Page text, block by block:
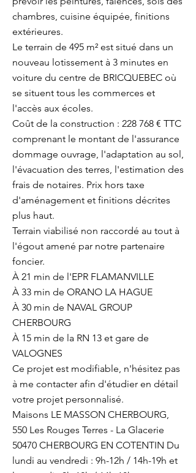
chambres, cuisine équipée, finitions
extérieures.
Le terrain de 495 m² est situé dans un
nouveau lotissement à 3 minutes en
voiture du centre de BRICQUEBEC où
se situent tous les commerces et
l'accès aux écoles.
Coût de la construction : 228 768 € TTC
comprenant le montant de l'assurance
dommage ouvrage, l'adaptation au sol,
l'évacuation des terres, l'estimation des
frais de notaires. Prix hors taxe
d'aménagement et finitions décrites
plus haut.
Terrain viabilisé non raccordé au tout à
l'égout amené par notre partenaire
foncier.
À 21 min de l'EPR FLAMANVILLE
À 33 min de ORANO LA HAGUE
À 30 min de NAVAL GROUP
CHERBOURG
À 15 min de la RN 13 et gare de
VALOGNES
Ce projet est modifiable, n'hésitez pas
à me contacter afin d'étudier en détail
votre projet personnalisé.
Maisons LE MASSON CHERBOURG,
550 Les Rouges Terres - La Glacerie
50470 CHERBOURG EN COTENTIN Du
lundi au vendredi : 9h-12h / 14h-19h et